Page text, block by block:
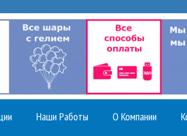
Наши Работы О Компании